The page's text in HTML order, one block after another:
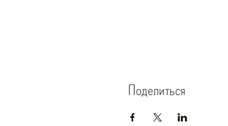
Поделиться